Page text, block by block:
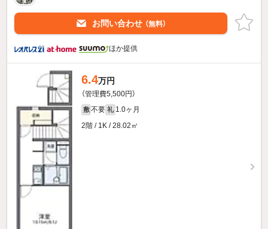
お問い合わせ （無料）
ほか提供
6.4万円
（管理費5,500円）
敷 不要 礼 1.0ヶ月
2階 / 1K / 28.02㎡